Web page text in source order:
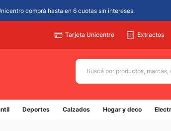
comprá hasta en 6 cuotas sin intereses.
Tarjeta Unicentro Extractos
Buscá por productos,
Deportes Calzados Hogar y deco
Términos más buscados